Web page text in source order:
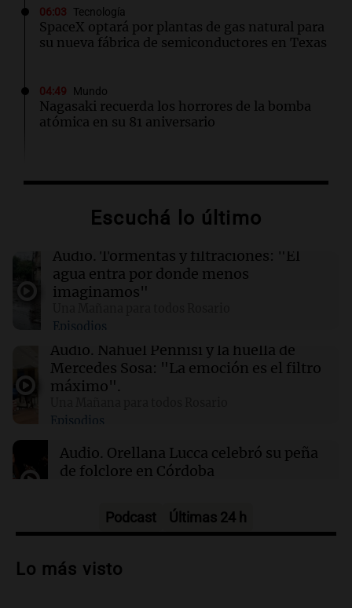
06:03 Tecnología
SpaceX optará por plantas de gas natural para
su nueva fábrica de semiconductores en Texas
04:49 Mundo
Nagasaki recuerda los horrores de la bomba
atómica en su 81 aniversario
Hutíes de Yemen atacan instalación de
Incendios forestales en Indonesia: se
intensifican las llamas en el Parque Nacional
03:26 Mundo
Chipre iniciará suministro de gas natural a
Europa en marzo de 2028, según su ministro
02:13 Mundo
Más de 1.300 vuelos cancelados en Shanghái
Escuchá lo último
Audio. Tormentas y filtraciones: "El
agua entra por donde menos
imaginamos"
Episodios
Audio. Nahuel Pennisi y la huella de
Mercedes Sosa: "La emoción es el filtro
máximo".
Episodios
Audio. Orellana Lucca celebró su peña
de folclore en Córdoba
Audio.Trágico accidente en Mendoza:
vehículos desde un puente
Podcast Últimas 24 h
Lo más visto